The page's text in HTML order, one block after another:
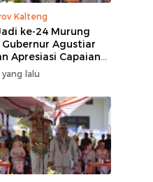
Kalteng
ke-24 Murung
Gubernur Agustiar
Apresiasi Capaian
yang lalu